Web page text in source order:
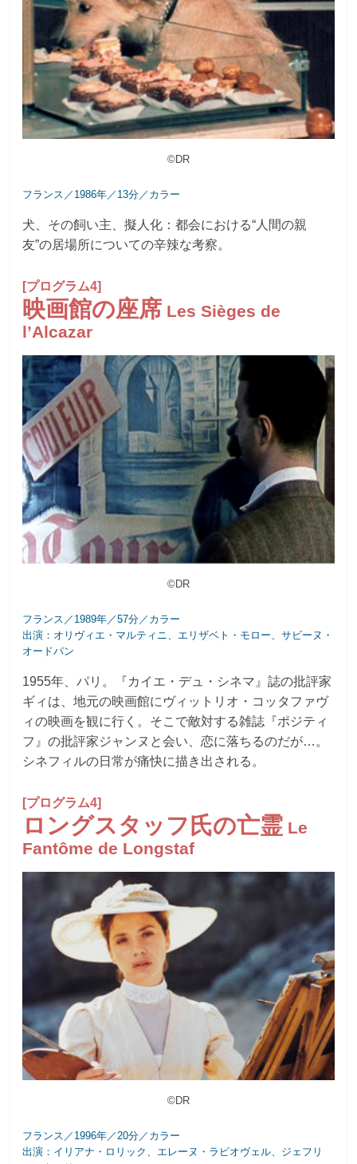
©DR
フランス／1986年／13分／カラー
犬、その飼い主、擬人化：都会における“人間の親
友”の居場所についての辛辣な考察。
[プログラム4]
映画館の座席 Les Sièges de
l’Alcazar
©DR
フランス／1989年／57分／カラー
出演：オリヴィエ・マルティニ、エリザベト・モロー、サビーヌ・
オードパン
1955年、パリ。『カイエ・デュ・シネマ』誌の批評家
ギィは、地元の映画館にヴィットリオ・コッタファヴ
ィの映画を観に行く。そこで敵対する雑誌『ポジティ
フ』の批評家ジャンヌと会い、恋に落ちるのだが…。
シネフィルの日常が痛快に描き出される。
[プログラム4]
ロングスタッフ氏の亡霊 Le
Fantôme de Longstaf
©DR
フランス／1996年／20分／カラー
出演：イリアナ・ロリック、エレーヌ・ラピオヴェル、ジェフリ